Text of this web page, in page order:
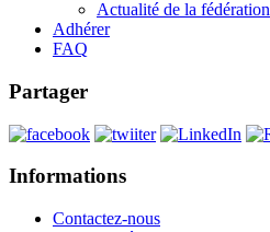
Actualité de la fédération
Adhérer
FAQ
Partager
Informations
Contactez-nous